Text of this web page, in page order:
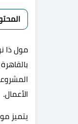
الأعمال.
يتميز